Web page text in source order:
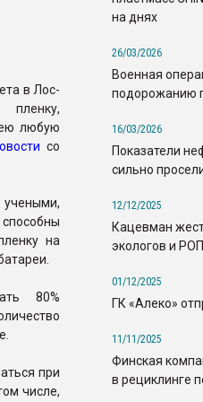
в Лос-
любую
со
учеными,
на
80%
при
числе,
на днях
26/03/2026
Военная
подорожанию
16/03/2026
Показатели
сильно
12/12/2025
Кацевман
экологов и РОП
01/12/2025
ГК «Алеко»
11/11/2025
Финская
в рециклинге